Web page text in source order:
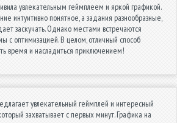
увлекательным геймплеем и яркой графикой.
интуитивно понятное, а задания разнообразные,
заскучать. Однако местами встречаются
с оптимизацией. В целом, отличный способ
время и насладиться приключением!
увлекательный геймплей и интересный
захватывает с первых минут. Графика на